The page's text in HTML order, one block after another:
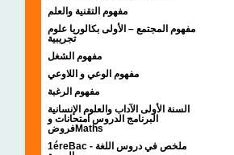
مفهوم التقنية والعلم
مفهوم المجتمع – الأولى بكالوريا علوم
تجريبية
مفهوم الشغل
مفهوم الوعي و اللاوعي
مفهوم الرغبة
السنة الأولى الآداب والعلوم الإنسانية
البرنامج الدروس امتحانات و
فروضMaths
1éreBac - ملخص في دروس اللغة